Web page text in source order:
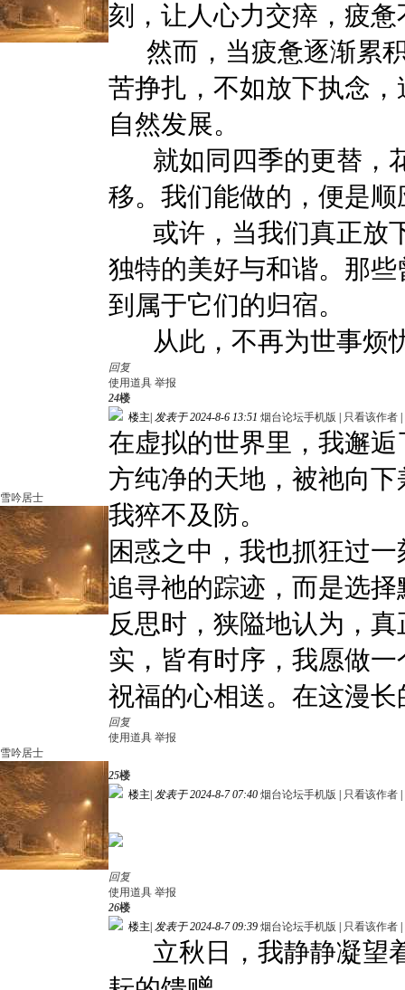
刻，让人心力交瘁，疲惫
然而，当疲惫逐渐累积
苦挣扎，不如放下执念
自然发展。
就如同四季的更替，
移。我们能做的，便是
或许，当我们真正放
独特的美好与和谐。那
到属于它们的归宿。
从此，不再为世事烦
回复
使用道具 举报
雪吟居士
24楼
楼主 发表于 2024-8-6 13:51 烟台论坛手机版 只看该作者
在虚拟的世界里，我邂
方纯净的天地，被祂向
我猝不及防。
困惑之中，我也抓狂过
追寻祂的踪迹，而是选
反思时，狭隘地认为，
实，皆有时序，我愿做
祝福的心相送。在这漫
回复
使用道具 举报
雪吟居士
25楼
楼主 发表于 2024-8-7 07:40 烟台论坛手机版 只看该作者
回复
使用道具 举报
26楼
楼主 发表于 2024-8-7 09:39 烟台论坛手机版 只看该作者
立秋日，我静静凝望